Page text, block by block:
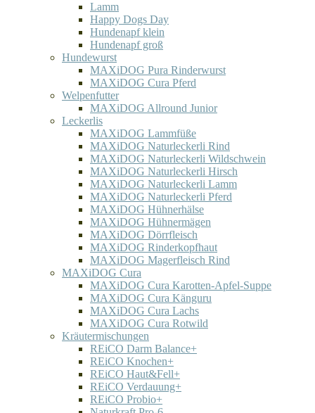
Lamm
Happy Dogs Day
Hundenapf klein
Hundenapf groß
Hundewurst
MAXiDOG Pura Rinderwurst
MAXiDOG Cura Pferd
Welpenfutter
MAXiDOG Allround Junior
Leckerlis
MAXiDOG Lammfüße
MAXiDOG Naturleckerli Rind
MAXiDOG Naturleckerli Wildschwein
MAXiDOG Naturleckerli Hirsch
MAXiDOG Naturleckerli Lamm
MAXiDOG Naturleckerli Pferd
MAXiDOG Hühnerhälse
MAXiDOG Hühnermägen
MAXiDOG Dörrfleisch
MAXiDOG Rinderkopfhaut
MAXiDOG Magerfleisch Rind
MAXiDOG Cura
MAXiDOG Cura Karotten-Apfel-Suppe
MAXiDOG Cura Känguru
MAXiDOG Cura Lachs
MAXiDOG Cura Rotwild
Kräutermischungen
REiCO Darm Balance+
REiCO Knochen+
REiCO Haut&Fell+
REiCO Verdauung+
REiCO Probio+